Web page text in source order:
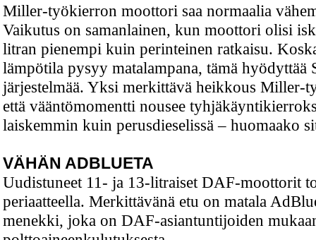
Miller-työkierron moottori saa normaalia
Vaikutus on samanlainen, kun moottori olisi
litran pienempi kuin perinteinen ratkaisu.
lämpötila pysyy matalampana, tämä hyödyttää
järjestelmää. Yksi merkittävä heikkous Miller-
että vääntömomentti nousee
laiskemmin kuin perusdieselissä – huomaako
VÄHÄN ADBLUETA
Uudistuneet 11- ja 13-litraiset DAF-moottorit
periaatteella. Merkittävänä etu on matala
menekki, joka on DAF-asiantuntijoiden